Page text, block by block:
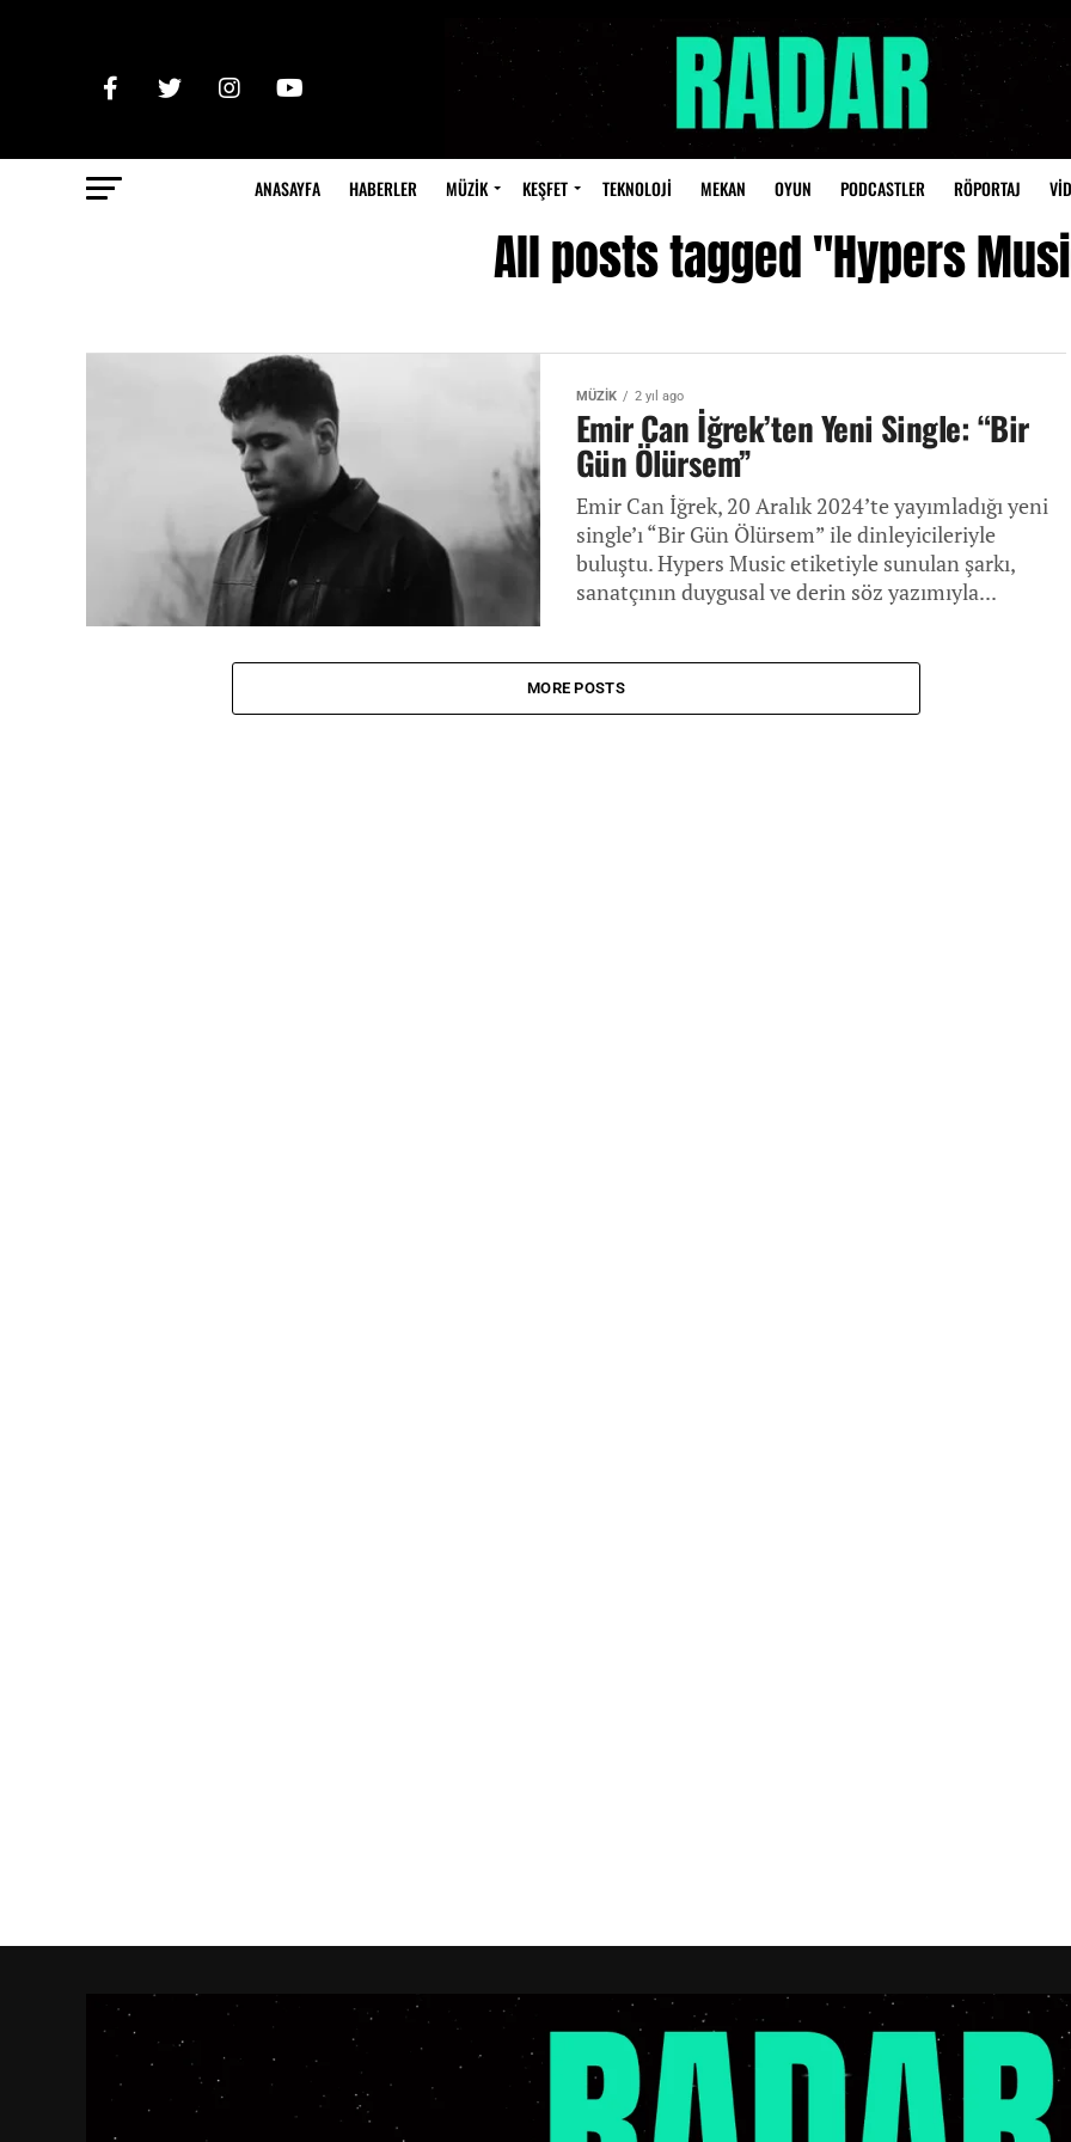
ANASAYFA HABERLER MÜZİK KEŞFET TEKNOLOJİ MEKAN OYUN PODCASTLER RÖPORTAJ
All posts tagged "Hypers
MÜZİK 2 yıl ago
Emir Can İğrek’ten Yeni Single: “Bir
Gün Ölürsem”
Emir Can İğrek, 20 Aralık 2024’te yayımladığı yeni
single’ı “Bir Gün Ölürsem” ile dinleyicileriyle
buluştu. Hypers Music etiketiyle sunulan şarkı,
sanatçının duygusal ve derin söz yazımıyla...
MORE POSTS